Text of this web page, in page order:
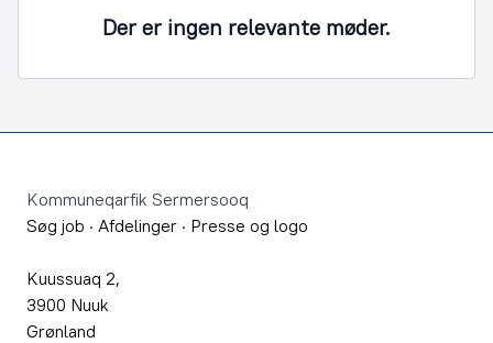
Der er ingen relevante møder.
Kommuneqarfik Sermersooq
Søg job · Afdelinger · Presse og logo
Kuussuaq 2,
3900 Nuuk
Grønland